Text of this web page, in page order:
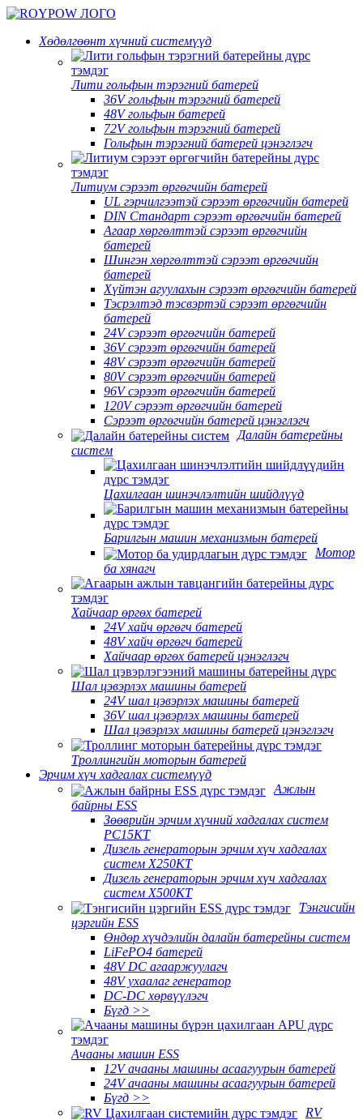
Хөдөлгөөнт хүчний системүүд
Лити гольфын тэрэгний батерей
36V гольфын тэрэгний батерей
48V гольфын батерей
72V гольфын тэрэгний батерей
Гольфын тэрэгний батерей цэнэглэгч
Литиум сэрээт өргөгчийн батерей
UL гэрчилгээтэй сэрээт өргөгчийн батерей
DIN Стандарт сэрээт өргөгчийн батерей
Агаар хөргөлттэй сэрээт өргөгчийн
батерей
Шингэн хөргөлттэй сэрээт өргөгчийн
батерей
Хүйтэн агуулахын сэрээт өргөгчийн батерей
Тэсрэлтэд тэсвэртэй сэрээт өргөгчийн
батерей
24V сэрээт өргөгчийн батерей
36V сэрээт өргөгчийн батерей
48V сэрээт өргөгчийн батерей
80V сэрээт өргөгчийн батерей
96V сэрээт өргөгчийн батерей
120V сэрээт өргөгчийн батерей
Сэрээт өргөгчийн батерей цэнэглэгч
Далайн батерейны
систем
Цахилгаан шинэчлэлтийн шийдлүүд
Барилгын машин механизмын батерей
Мотор
ба хянагч
Хайчаар өргөх батерей
24V хайч өргөгч батерей
48V хайч өргөгч батерей
Хайчаар өргөх батерей цэнэглэгч
Шал цэвэрлэх машины батерей
24V шал цэвэрлэх машины батерей
36V шал цэвэрлэх машины батерей
Шал цэвэрлэх машины батерей цэнэглэгч
Троллингийн моторын батерей
Эрчим хүч хадгалах системүүд
Ажлын
байрны ESS
Зөөврийн эрчим хүчний хадгалах систем
PC15KT
Дизель генераторын эрчим хүч хадгалах
систем X250KT
Дизель генераторын эрчим хүч хадгалах
систем X500KT
Тэнгисийн
цэргийн ESS
Өндөр хүчдэлийн далайн батерейны систем
LiFePO4 батерей
48V DC агааржуулагч
48V ухаалаг генератор
DC-DC хөрвүүлэгч
Бүгд >>
Ачааны машин ESS
12V ачааны машины асаагуурын батерей
24V ачааны машины асаагуурын батерей
Бүгд >>
RV